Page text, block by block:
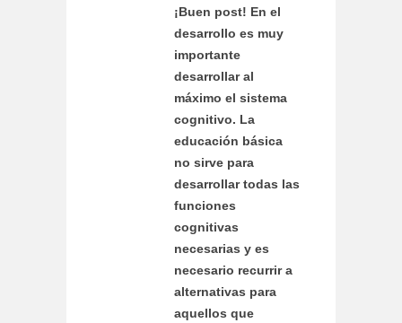
¡Buen post! En el
desarrollo es muy
importante
desarrollar al
máximo el sistema
cognitivo. La
educación básica
no sirve para
desarrollar todas las
funciones
cognitivas
necesarias y es
necesario recurrir a
alternativas para
aquellos que